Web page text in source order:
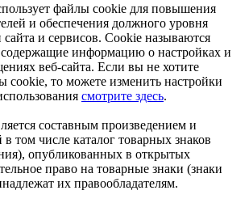
файлы cookie для повышения
и обеспечения должного уровня
сайта и сервисов. Cookie называются
информацию о настройках и
веб-сайта. Если вы не хотите
cookie, то можете изменить настройки
смотрите здесь.
составным произведением и
в том числе каталог товарных знаков
опубликованных в открытых
право на товарные знаки (знаки
их правообладателям.